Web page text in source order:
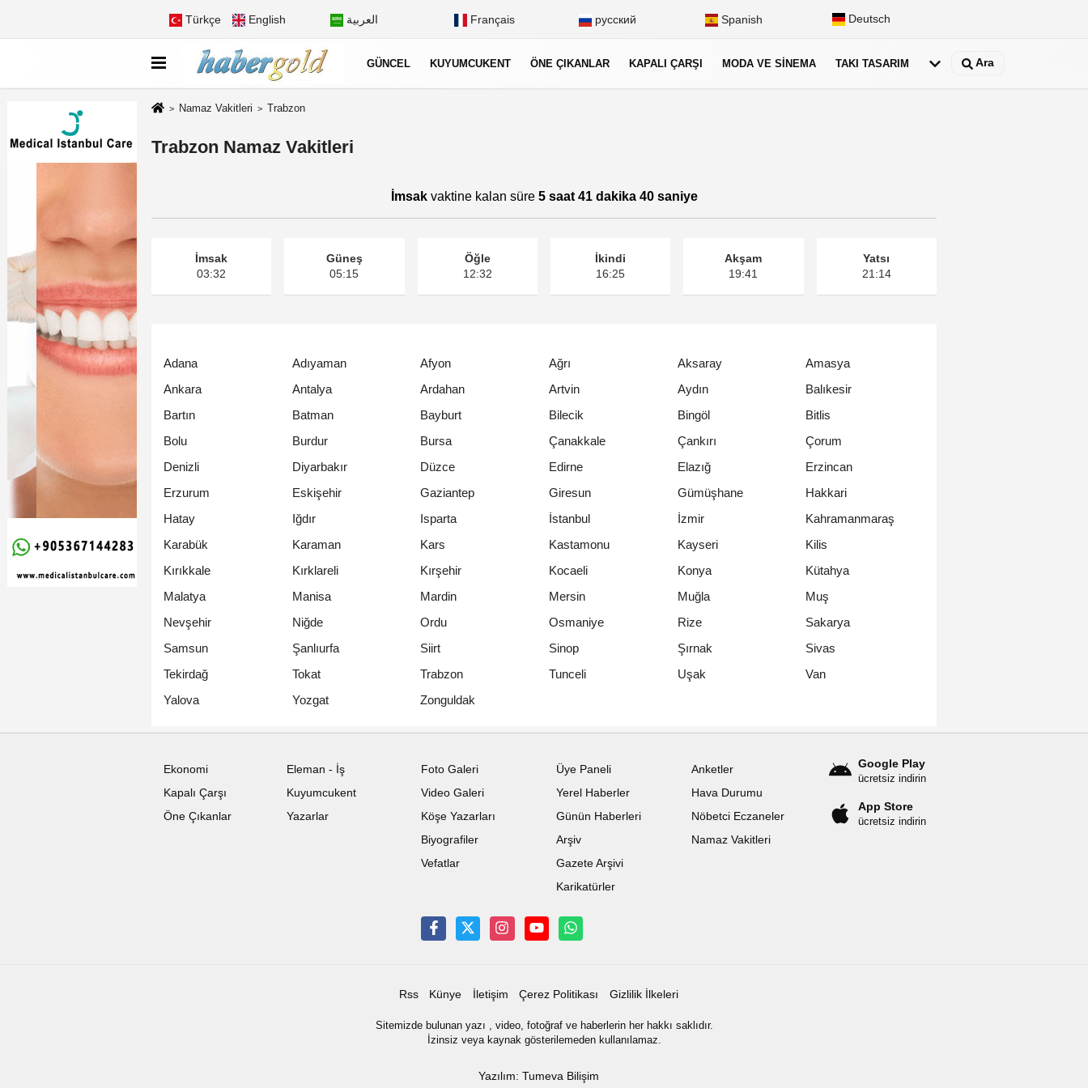
Türkçe English العربية Français русский Spanish Deutsch
GÜNCEL KUYUMCUKENT ÖNE ÇIKANLAR KAPALI ÇARŞI MODA VE SINEMA TAKI TASARIM Ara
Namaz Vakitleri Trabzon
Trabzon Namaz Vakitleri
İmsakvaktine kalan süre 5 saat 41 dakika 40 saniye
İmsak
03:32
Güneş
05:15
Öğle
12:32
İkindi
16:25
Akşam
19:41
Yatsı
21:14
Adana Adıyaman Afyon Ağrı Aksaray
Amasya
Ankara
Antalya Ardahan Artvin Aydın
Balıkesir
Bartın
Batman Bayburt Bilecik Bingöl
Bitlis
Bolu
Burdur Bursa Çanakkale Çankırı
Çorum
Denizli
Diyarbakır Düzce Edirne Elazığ
Erzincan
Erzurum
Eskişehir Gaziantep Giresun Gümüşhane
Hakkari
Hatay
Iğdır Isparta İstanbul İzmir
Kahramanmaraş
Karabük
Karaman Kars Kastamonu Kayseri
Kilis
Kırıkkale
Kırklareli Kırşehir Kocaeli Konya
Kütahya
Malatya
Manisa Mardin Mersin Muğla
Muş
Nevşehir
Niğde Ordu Osmaniye Rize
Sakarya
Samsun
Şanlıurfa Siirt Sinop Şırnak
Sivas
Tekirdağ
Tokat Trabzon Tunceli Uşak
Van
Yalova
Yozgat Zonguldak
Ekonomi
Eleman - İş
Kapalı Çarşı
Kuyumcukent
Öne Çıkanlar
Yazarlar
Foto Galeri
Video Galeri
Köşe Yazarları
Biyografiler
Vefatlar
Üye Paneli
Yerel Haberler
Günün Haberleri
Arşiv
Gazete Arşivi
Karikatürler
Anketler
Hava Durumu
Nöbetci Eczaneler
Namaz Vakitleri
Google Play
ücretsiz indirin
App Store
ücretsiz indirin
Rss Künye İletişim Çerez Politikası Gizlilik İlkeleri
Sitemizde bulunan yazı , video, fotoğraf ve haberlerin her hakkı saklıdır.
İzinsiz veya kaynak gösterilemeden kullanılamaz.
Yazılım: Tumeva Bilişim